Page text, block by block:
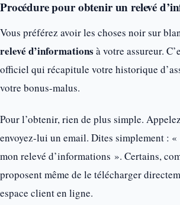
Procédure pour obtenir un relevé
Vous préférez avoir les choses noir sur
relevé d’informations à votre assureur.
officiel qui récapitule votre historique
votre bonus-malus.
Pour l’obtenir, rien de plus simple.
envoyez-lui un email. Dites simplement :
mon relevé d’informations ». Certains,
proposent même de le télécharger
espace client en ligne.